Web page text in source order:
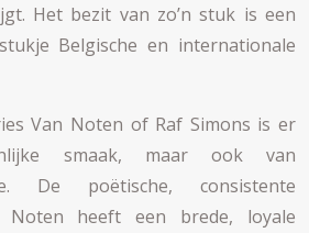
Het bezit van zo’n stuk is een
Belgische en internationale
Van Noten of Raf Simons is er
smaak, maar ook van
De poëtische, consistente
Noten heeft een brede, loyale